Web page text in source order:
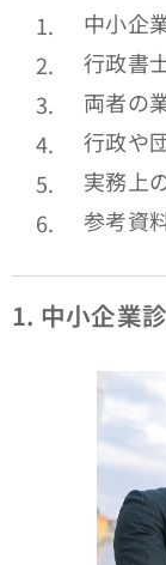
中小企
行政書
両者の
行政や
実務上
参考資
1. 中小企業